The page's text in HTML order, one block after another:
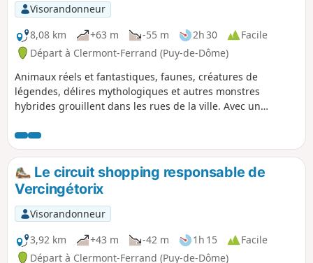
Visorandonneur
8,08 km
+63 m -55 m 2h 30
Facile
Départ à Clermont-Ferrand (Puy-de-Dôme)
Animaux réels et fantastiques, faunes, créatures de
légendes, délires mythologiques et autres monstres
hybrides grouillent dans les rues de la ville. Avec un
fera découvrir moult belles autres choses dans le centre de
Clermont-Ferrand.
Le circuit shopping responsable de
Vercingétorix
Visorandonneur
3,92 km
+43 m -42 m 1h 15
Facile
Départ à Clermont-Ferrand (Puy-de-Dôme)